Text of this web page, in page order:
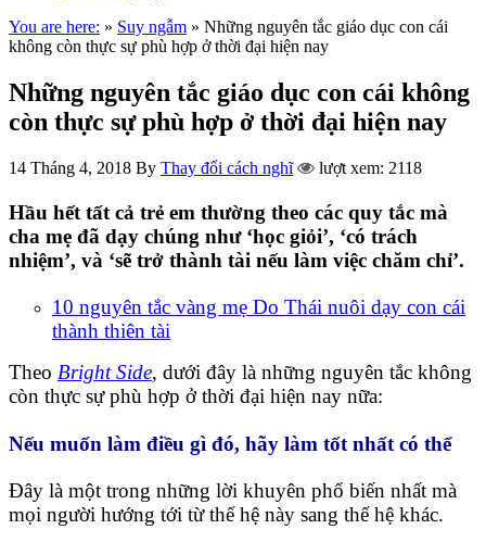
You are here: » Suy ngẫm » Những nguyên tắc giáo dục con cái
không còn thực sự phù hợp ở thời đại hiện nay
Những nguyên tắc giáo dục con cái không
còn thực sự phù hợp ở thời đại hiện nay
14 Tháng 4, 2018 By Thay đổi cách nghĩ lượt xem: 2118
Hầu hết tất cả trẻ em thường theo các quy tắc mà
cha mẹ đã dạy chúng như ‘học giỏi’, ‘có trách
nhiệm’, và ‘sẽ trở thành tài nếu làm việc chăm chỉ’.
10 nguyên tắc vàng mẹ Do Thái nuôi dạy con cái
thành thiên tài
Theo Bright Side, dưới đây là những nguyên tắc không
còn thực sự phù hợp ở thời đại hiện nay nữa:
Nếu muốn làm điều gì đó, hãy làm tốt nhất có thể
Đây là một trong những lời khuyên phổ biến nhất mà
mọi người hướng tới từ thế hệ này sang thế hệ khác.